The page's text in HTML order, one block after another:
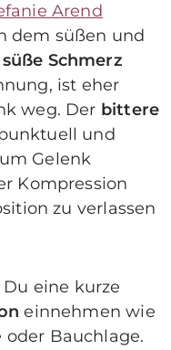
Arend
dem süßen und
süße Schmerz
ist eher
weg. Der bittere
und
Gelenk
Kompression
zu verlassen
eine kurze
einnehmen wie
Bauchlage.